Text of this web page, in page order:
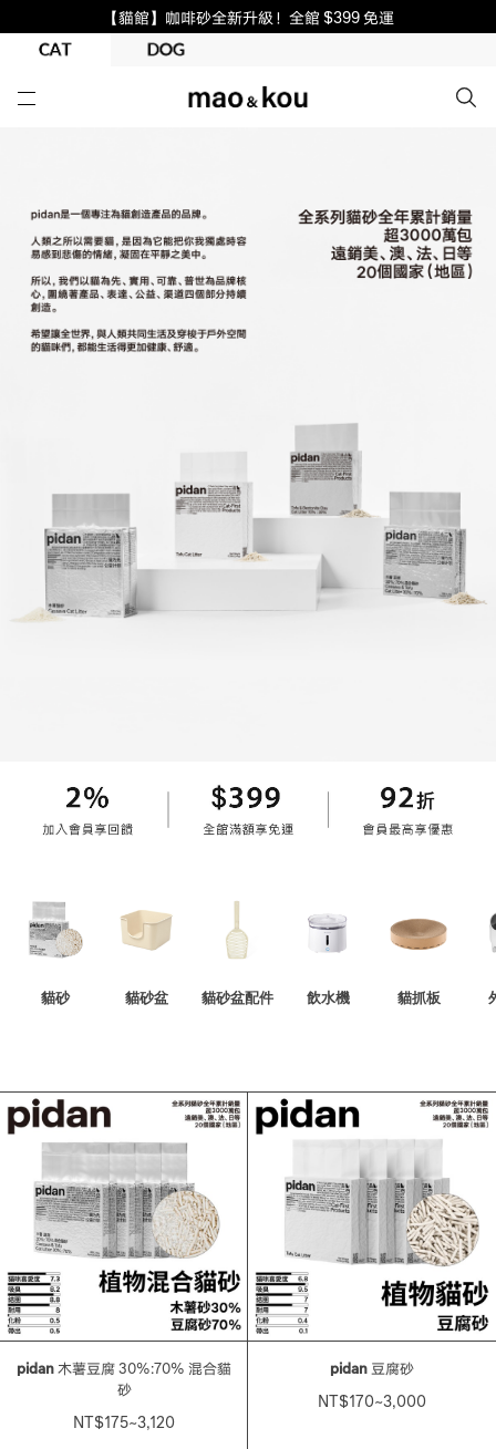
【貓館】咖啡砂全新升級！全館 $399 免運
貓砂 貓砂盆 貓砂盆配件 飲水機 貓抓板
pidan木薯豆腐 30%:70% 混合貓
砂
NT$175~3,120
pidan 豆腐砂
NT$170~3,000